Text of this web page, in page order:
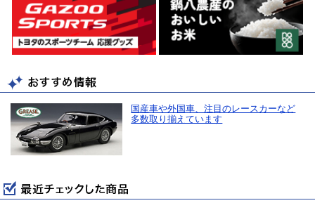
国産車や外国車、注目のレースカーなど
多数取り揃えています